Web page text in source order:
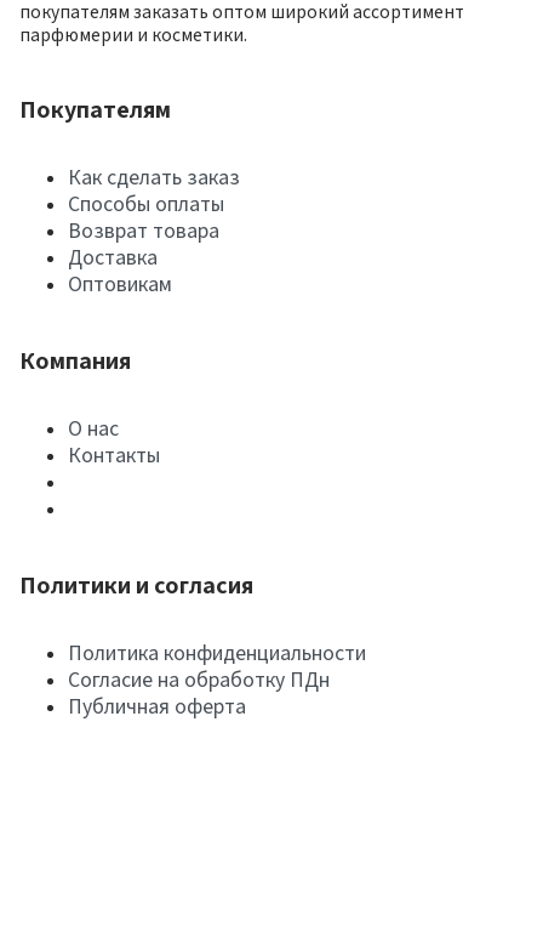
покупателям заказать оптом широкий ассортимент
парфюмерии и косметики.
Покупателям
Как сделать заказ
Способы оплаты
Возврат товара
Доставка
Оптовикам
Компания
О нас
Контакты
Политики и согласия
Политика конфиденциальности
Согласие на обработку ПДн
Публичная оферта